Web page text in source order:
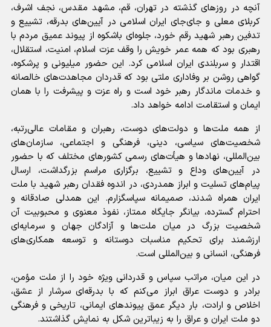
آنچه در روزهای گذشته در تهران، قم، مشهد مقدس، نجف اشرف،
کربلای معلی و جای‌جای ایران اسلامی در آیین‌های بدرقه، تشییع و
تدفین رهبر شهید رقم خورد، جلوه‌ای باشکوه از پیوند عمیق مردم با
رهبری بود که همه عمر خویش را وقف عزت اسلام، امنیت، استقلال،
اقتدار و سربلندی ایران اسلامی کرد. این حضور میلیونی و پرشکوه،
گواهی روشن بر وفاداری ملتی بود که قدردان مجاهدت‌های خالصانه
و خدمات ماندگار رهبر خود است و راه عزت و پیشرفت را با همان
ایمان و استقامت ادامه خواهد داد.
از همه ملت‌ها و دولت‌های دوست، رهبران و مقامات عالی‌رتبه،
شخصیت‌های سیاسی، دینی، فرهنگی و اجتماعی، سازمان‌های
بین‌المللی، نهادها و هیأت‌های رسمی کشورهای مختلف که با حضور
در آیین‌های وداع و تشییع، برگزاری مراسم بزرگداشت، ارسال
پیام‌های تسلیت و ابراز همدردی، در اندوه فقدان رهبر شهید با ملت
ایران همراه شدند، صمیمانه سپاسگزارم. این همدلی صادقانه و
احترام گسترده، بیانگر جایگاه ممتاز، نفوذ معنوی و محبوبیت آن
شخصیت بزرگ در میان ملت‌ها و آزادگان جهان و سرمایه‌ای
ارزشمند برای تحکیم مناسبات دوستانه و توسعه همکاری‌های
فرهنگی، انسانی و بین‌المللی است.
در این میان، مراتب سپاس و قدردانی ویژه خود را از ملت مؤمن،
برادر و دوست عراق ابراز می‌کنم که با بدرقه‌ای سرشار از عشق،
اخلاص و ارادت، بار دیگر عمق پیوندهای ایمانی، تاریخی و فرهنگی
دو ملت ایران و عراق را به زیباترین شکل به نمایش گذاشتند.